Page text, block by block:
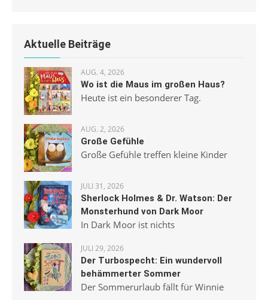
Aktuelle Beiträge
AUG. 4, 2026
Wo ist die Maus im großen Haus?
Heute ist ein besonderer Tag.
AUG. 2, 2026
Große Gefühle
Große Gefühle treffen kleine Kinder
JULI 31, 2026
Sherlock Holmes & Dr. Watson: Der
Monsterhund von Dark Moor
In Dark Moor ist nichts
JULI 29, 2026
Der Turbospecht: Ein wundervoll
behämmerter Sommer
Der Sommerurlaub fällt für Winnie